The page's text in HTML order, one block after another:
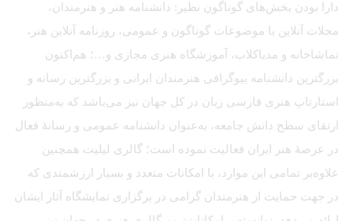
دارا بودن بخش‌های گوناگون نظیر: دانشنامه هنر و هنرمندان،
مجلات آنلاین با موضوعات گوناگون و عمومی، روزنامه آنلاین هنر،
تماشاخانه و مدیاکلاب، آموزشگاه هنری مجازی و…؛ هم‌اکنون
بزرگترین دانشنامه بیوگرافی هنرمندان ایرانی و بزرگترین رسانه و
استارتاپ هنری فارسی زبان در کل جهان نیز می‌باشد که به‌منظور
ارتقای سطح دانش جامعه، به‌عنوان دانشنامه عمومی و رسانهٔ فعال
در عرصهٔ هنر ایران فعالیت نموده است؛ گالری لیلیت همچنین
علاوه‌بر تمامی این موارد، با امکانات متعدد و بسیار ارزشمندی که
در جهت حمایت از هنرمندان گرامی در برگزاری نمایشگاه آثار ایشان